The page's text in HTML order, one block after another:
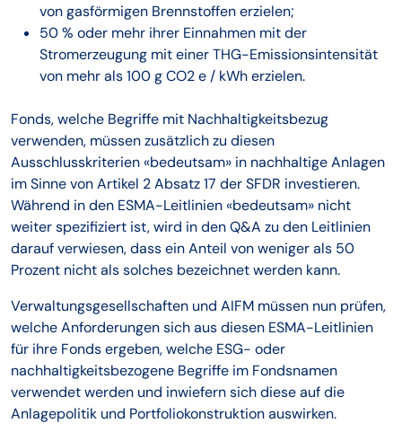
von gasförmigen Brennstoffen erzielen;
50 % oder mehr ihrer Einnahmen mit der
Stromerzeugung mit einer THG-Emissionsintensität
von mehr als 100 g CO2 e / kWh erzielen.
Fonds, welche Begriffe mit Nachhaltigkeitsbezug
verwenden, müssen zusätzlich zu diesen
Ausschlusskriterien «bedeutsam» in nachhaltige Anlagen
im Sinne von Artikel 2 Absatz 17 der SFDR investieren.
Während in den ESMA-Leitlinien «bedeutsam» nicht
weiter spezifiziert ist, wird in den Q&A zu den Leitlinien
darauf verwiesen, dass ein Anteil von weniger als 50
Prozent nicht als solches bezeichnet werden kann.
Verwaltungsgesellschaften und AIFM müssen nun prüfen,
welche Anforderungen sich aus diesen ESMA-Leitlinien
für ihre Fonds ergeben, welche ESG- oder
nachhaltigkeitsbezogene Begriffe im Fondsnamen
verwendet werden und inwiefern sich diese auf die
Anlagepolitik und Portfoliokonstruktion auswirken.